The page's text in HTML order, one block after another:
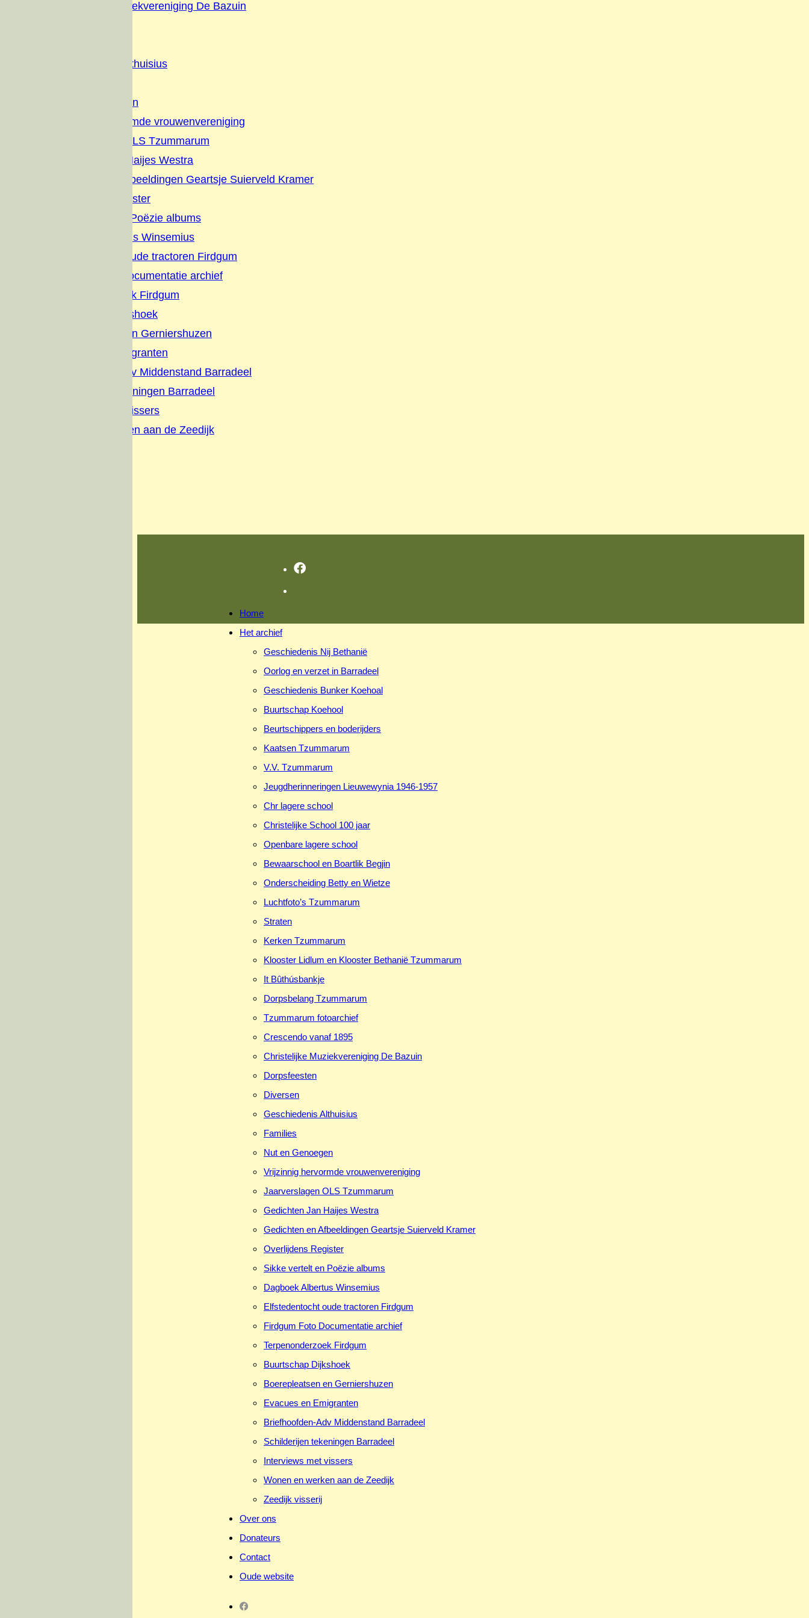
Christelijke Muziekvereniging De Bazuin
Geschiedenis Althuisius
Nut en Genoegen
Vrijzinnig hervormde vrouwenvereniging
Jaarverslagen OLS Tzummarum
Gedichten Jan Haijes Westra
Gedichten en Afbeeldingen Geartsje Suierveld Kramer
Overlijdens Register
Sikke vertelt en Poëzie albums
Dagboek Albertus Winsemius
Elfstedentocht oude tractoren Firdgum
Firdgum Foto Documentatie archief
Terpenonderzoek Firdgum
Buurtschap Dijkshoek
Boerepleatsen en Gerniershuzen
Evacues en Emigranten
Briefhoofden-Adv Middenstand Barradeel
Schilderijen tekeningen Barradeel
Interviews met vissers
Wonen en werken aan de Zeedijk
Home
Het archief
Geschiedenis Nij Bethanië
Oorlog en verzet in Barradeel
Geschiedenis Bunker Koehoal
Buurtschap Koehool
Beurtschippers en boderijders
Kaatsen Tzummarum
V.V. Tzummarum
Jeugdherinneringen Lieuwewynia 1946-1957
Chr lagere school
Christelijke School 100 jaar
Openbare lagere school
Bewaarschool en Boartlik Begjin
Onderscheiding Betty en Wietze
Luchtfoto’s Tzummarum
Straten
Kerken Tzummarum
Klooster Lidlum en Klooster Bethanië Tzummarum
It Bûthúsbankje
Dorpsbelang Tzummarum
Tzummarum fotoarchief
Crescendo vanaf 1895
Christelijke Muziekvereniging De Bazuin
Dorpsfeesten
Diversen
Geschiedenis Althuisius
Families
Nut en Genoegen
Vrijzinnig hervormde vrouwenvereniging
Jaarverslagen OLS Tzummarum
Gedichten Jan Haijes Westra
Gedichten en Afbeeldingen Geartsje Suierveld Kramer
Overlijdens Register
Sikke vertelt en Poëzie albums
Dagboek Albertus Winsemius
Elfstedentocht oude tractoren Firdgum
Firdgum Foto Documentatie archief
Terpenonderzoek Firdgum
Buurtschap Dijkshoek
Boerepleatsen en Gerniershuzen
Evacues en Emigranten
Briefhoofden-Adv Middenstand Barradeel
Schilderijen tekeningen Barradeel
Interviews met vissers
Wonen en werken aan de Zeedijk
Zeedijk visserij
Over ons
Donateurs
Contact
Oude website